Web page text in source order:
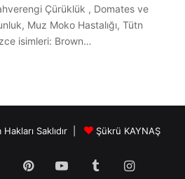
Çürüklük , Domates ve
Muz Moko Hastalığı, Tütn
isimleri: Brown…
Saklıdır | Şükrü KAYNAŞ
PinterestYouTubeTumblr